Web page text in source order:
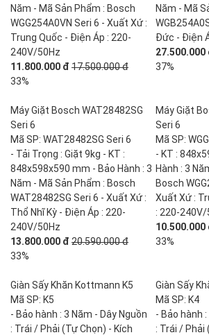
Năm - Mã Sản Phẩm : Bosch
WGG254A0VN Seri 6 - Xuất Xứ :
Trung Quốc - Điện Áp : 220-
240V/50Hz
11.800.000 đ 17.500.000 đ
33%
Năm - Mã
Đức - Điện
27.500.000
37%
Máy Giặt Bosch WAT28482SG
Seri 6
Mã SP: WAT28482SG Seri 6
- Tải Trọng : Giặt 9kg - KT :
848x598x590 mm - Bảo Hành : 3
Năm - Mã Sản Phẩm : Bosch
WAT28482SG Seri 6 - Xuất Xứ :
Thổ Nhĩ Kỳ - Điện Áp : 220-
240V/50Hz
13.800.000 đ 20.590.000 đ
33%
Máy Giặt
Seri 6
Mã SP:
- KT :
Hành : 3
Bosch
Xuất Xứ :
: 220-240V/
10.500.000
33%
Giàn Sấy Khăn Kottmann K5
Mã SP: K5
- Bảo hành : 3 Năm - Dây Nguồn
: Trái / Phải (Tự Chọn) - Kích
Giàn Sấy
Mã SP: K4
- Bảo hành
: Trái / Phải